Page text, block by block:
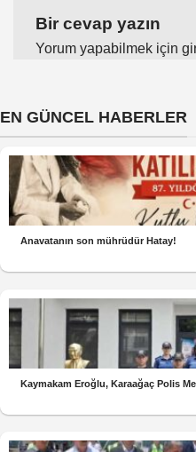
Bir cevap yazın
Yorum yapabilmek için
EN GÜNCEL HABERLER
Anavatanın son mührüdür Hatay!
Kaymakam Eroğlu, Karaağaç Polis